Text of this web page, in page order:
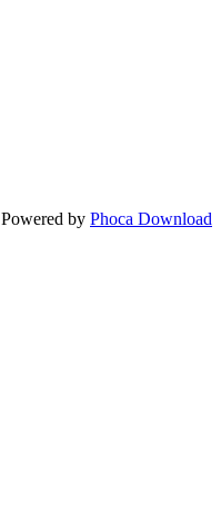
Powered by Phoca Download